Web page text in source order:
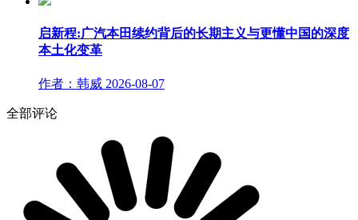
启新程:广汽本田续约背后的长期主义与更懂中国的深度
本土化变革
作者：韩威 2026-08-07
全部评论